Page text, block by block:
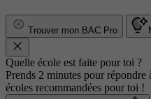
Trouver mon BAC Pro
Quelle école est faite pour toi ?
Prends 2 minutes pour répondre
écoles recommandées pour toi !